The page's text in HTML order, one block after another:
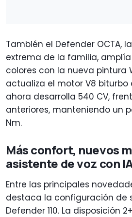
También el Defender OCTA,
extrema de la familia,
colores con la nueva pintura
actualiza el motor V8 biturbo
ahora desarrolla 540 CV,
anteriores, manteniendo un
Nm.
Más confort, nuevos
asistente de voz con
Entre las principales
destaca la configuración de
Defender 110. La disposición